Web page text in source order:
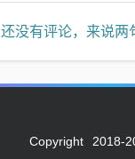
还没有评论，来说两
Copyright 2018-